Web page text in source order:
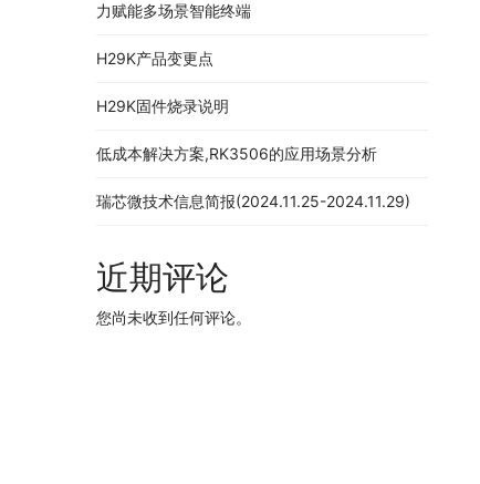
力赋能多场景智能终端
H29K产品变更点
H29K固件烧录说明
低成本解决方案,RK3506的应用场景分析
瑞芯微技术信息简报(2024.11.25-2024.11.29)
近期评论
您尚未收到任何评论。